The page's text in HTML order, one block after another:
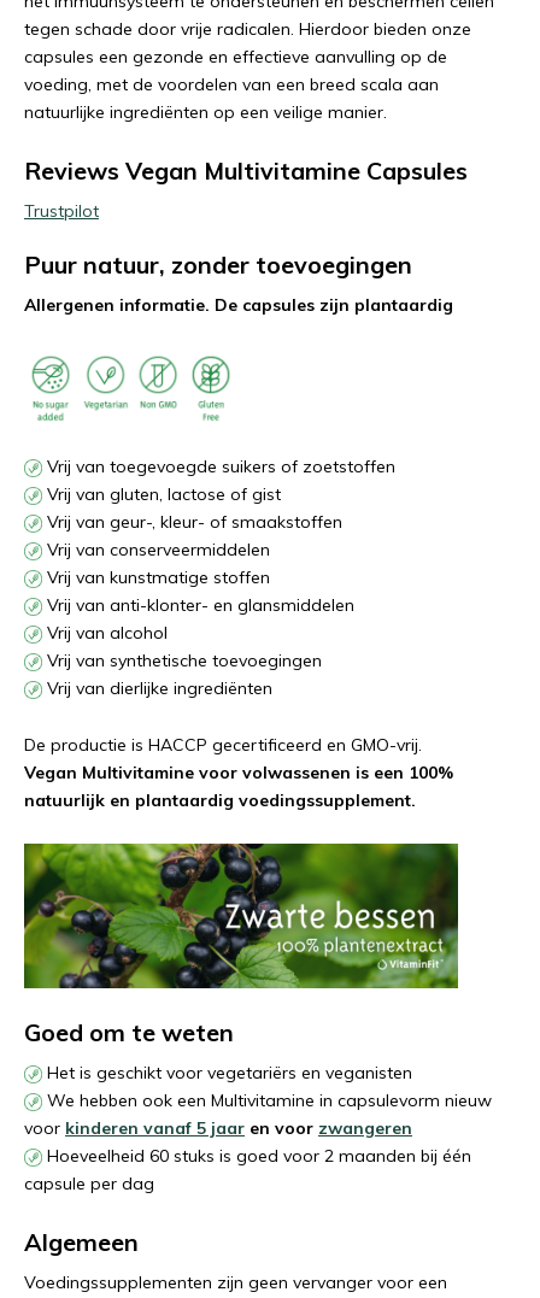
tegen schade door vrije radicalen. Hierdoor bieden onze
capsules een gezonde en effectieve aanvulling op de
voeding, met de voordelen van een breed scala aan
natuurlijke ingrediënten op een veilige manier.
Reviews Vegan Multivitamine Capsules
Trustpilot
Puur natuur, zonder toevoegingen
Allergenen informatie. De capsules zijn plantaardig
Vrij van toegevoegde suikers of zoetstoffen
Vrij van gluten, lactose of gist
Vrij van geur-, kleur- of smaakstoffen
Vrij van conserveermiddelen
Vrij van kunstmatige stoffen
Vrij van anti-klonter- en glansmiddelen
Vrij van alcohol
Vrij van synthetische toevoegingen
Vrij van dierlijke ingrediënten
De productie is HACCP gecertificeerd en GMO-vrij.
Vegan Multivitamine voor volwassenen is een 100%
natuurlijk en plantaardig voedingssupplement.
Goed om te weten
Het is geschikt voor vegetariërs en veganisten
We hebben ook een Multivitamine in capsulevorm nieuw
voor kinderen vanaf 5 jaar en voor zwangeren
Hoeveelheid 60 stuks is goed voor 2 maanden bij één
capsule per dag
Algemeen
Voedingssupplementen zijn geen vervanger voor een